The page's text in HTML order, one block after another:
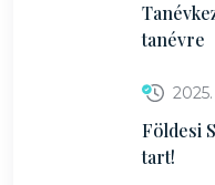
tanévre
Földesi
tart!